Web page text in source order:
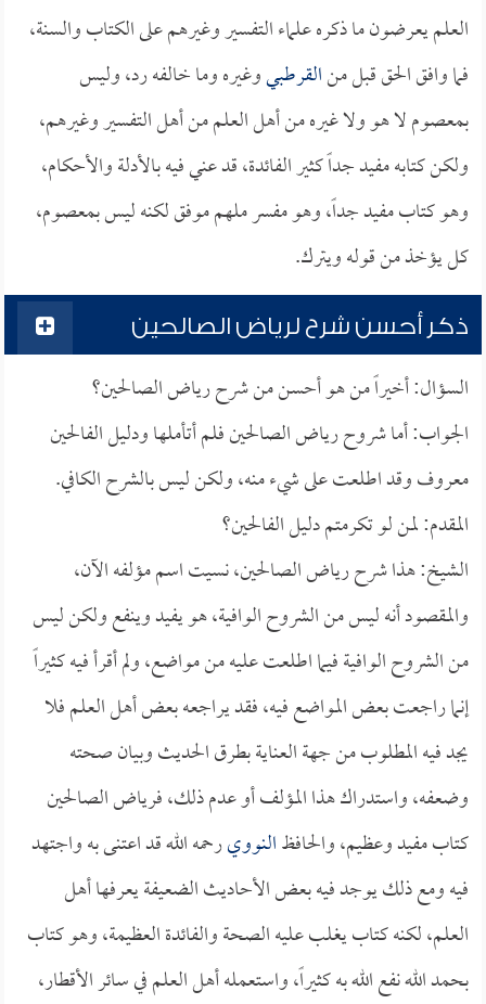
العلم يعرضون ما ذكره علماء التفسير وغيرهم على الكتاب والسنة،
فما وافق الحق قبل منالقرطبيوغيره وما خالفه رد، وليس
بمعصوم لا هو ولا غيره من أهل العلم من أهل التفسير وغيرهم،
ولكن كتابه مفيد جداً كثير الفائدة، قد عني فيه بالأدلة والأحكام،
وهو كتاب مفيد جداً، وهو مفسر ملهم موفق لكنه ليس بمعصوم،
كل يؤخذ من قوله ويترك.
ذكر أحسن شرح لرياض الصالحين
السؤال: أخيراً من هو أحسن من شرح رياض الصالحين؟
الجواب: أما شروح رياض الصالحين فلم أتأملها ودليل الفالحين
معروف وقد اطلعت على شيء منه، ولكن ليس بالشرح الكافي.
المقدم: لمن لو تكرمتم دليل الفالحين؟
الشيخ: هذا شرح رياض الصالحين، نسيت اسم مؤلفه الآن،
والمقصود أنه ليس من الشروح الوافية، هو يفيد وينفع ولكن ليس
من الشروح الوافية فيما اطلعت عليه من مواضع، ولم أقرأ فيه كثيراً
إنما راجعت بعض المواضع فيه، فقد يراجعه بعض أهل العلم فلا
يجد فيه المطلوب من جهة العناية بطرق الحديث وبيان صحته
وضعفه، واستدراك هذا المؤلف أو عدم ذلك، فرياض الصالحين
كتاب مفيد وعظيم، والحافظالنوويرحمه الله قد اعتنى به واجتهد
فيه ومع ذلك يوجد فيه بعض الأحاديث الضعيفة يعرفها أهل
العلم، لكنه كتاب يغلب عليه الصحة والفائدة العظيمة، وهو كتاب
بحمد الله نفع الله به كثيراً، واستعمله أهل العلم في سائر الأقطار،